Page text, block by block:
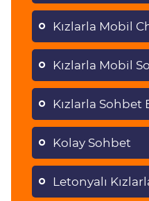
Kızlarla Mobil
Kızlarla Mobil
Kızlarla Sohbet
Kolay Sohbet
Letonyalı